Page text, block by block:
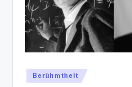
Posted
in
Berühmtheit